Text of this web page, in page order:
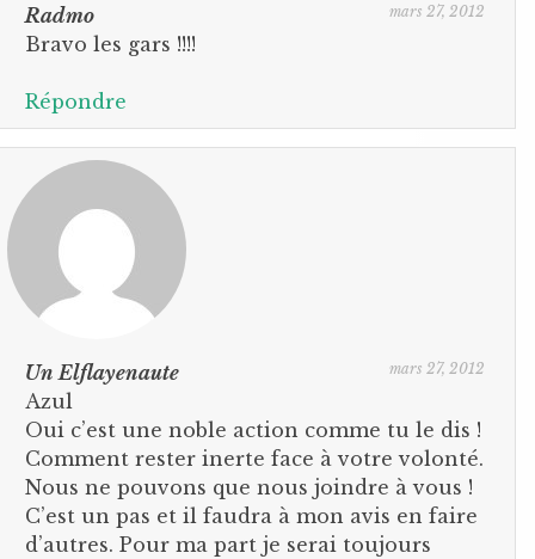
Radmo mars 27, 2012
Bravo les gars !!!!
Répondre
Un Elflayenaute mars 27, 2012
Azul
Oui c’est une noble action comme tu le dis !
Comment rester inerte face à votre volonté.
Nous ne pouvons que nous joindre à vous !
C’est un pas et il faudra à mon avis en faire
d’autres. Pour ma part je serai toujours